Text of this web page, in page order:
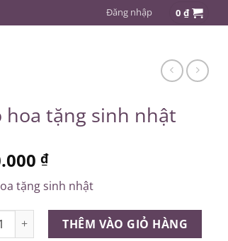
Đăng nhập 0 ₫
hoa tặng sinh nhật
₫
tặng sinh nhật
tặng sinh nhật số lượng
THÊM VÀO GIỎ HÀNG